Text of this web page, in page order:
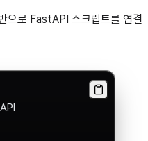
으로 FastAPI 스크립트를 연결